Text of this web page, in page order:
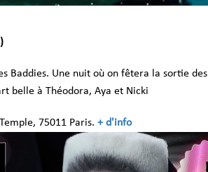
Baddies. Une nuit où on fêtera la sortie des
belle à Théodora, Aya et Nicki
75011 Paris. + d'info